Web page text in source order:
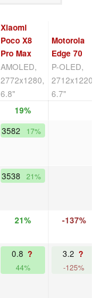
Xiaomi
Poco X8
Pro Max
AMOLED,
2772x1280,
6.8"
Motorola
Edge 70
P-OLED,
2712x1220,
6.7"
19%
3582 17%
3538 21%
21% -137%
0.8 ?
44%
3.2 ?
-125%